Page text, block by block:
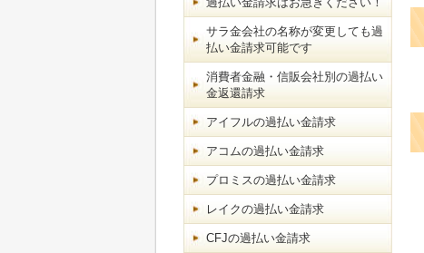
サラ金会社の名称が変更しても過
払い金請求可能です
消費者金融・信販会社別の過払い
金返還請求
アイフルの過払い金請求
アコムの過払い金請求
プロミスの過払い金請求
レイクの過払い金請求
CFJの過払い金請求